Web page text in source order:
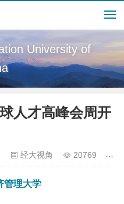
University of
人才高峰会周开
经大视角 20769
管理大学